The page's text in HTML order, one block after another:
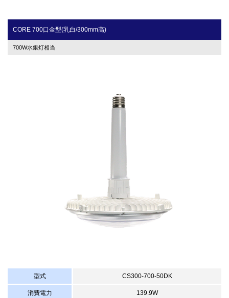
CORE 700口金型(乳白/300mm高)
700W水銀灯相当
型式 CS300-700-50DK
消費電力 139.9W